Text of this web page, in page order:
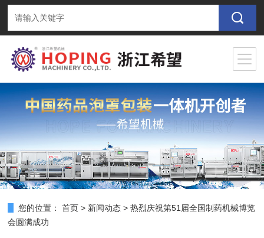
您的位置： 首页 > 新闻动态 >热烈庆祝第51届全国制药机械博览
会圆满成功